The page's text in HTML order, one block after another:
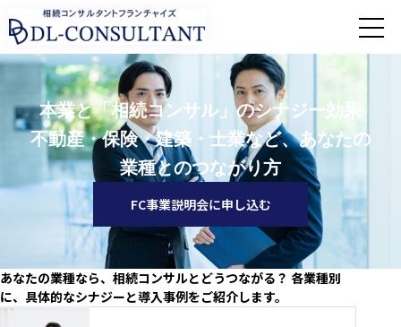
本業と「相続コンサル」のシナジー効果
不動産・保険・建築・士業など、あなたの
業種とのつながり方
FC事業説明会に申し込む
あなたの業種なら、相続コンサルとどうつながる？ 各業種別
に、具体的なシナジーと導入事例をご紹介します。